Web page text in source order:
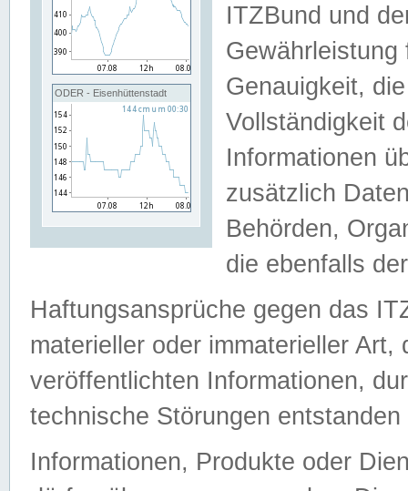
ODER - Eisenhüttenstadt
ITZBund und
Genauigkeit,
Vollständigkeit
Informationen
zusätzlich
Behörden,
die ebenfalls
Haftungsansprüche gegen das
materieller oder immaterieller
veröffentlichten Informationen,
technische Störungen
Informationen, Produkte oder